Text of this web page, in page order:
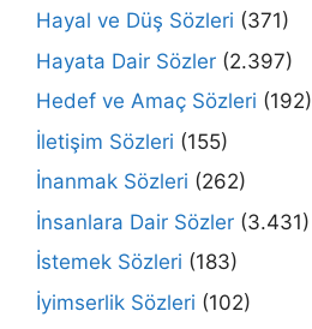
Hayal ve Düş Sözleri (371)
Hayata Dair Sözler (2.397)
Hedef ve Amaç Sözleri (192)
İletişim Sözleri (155)
İnanmak Sözleri (262)
İnsanlara Dair Sözler (3.431)
İstemek Sözleri (183)
İyimserlik Sözleri (102)